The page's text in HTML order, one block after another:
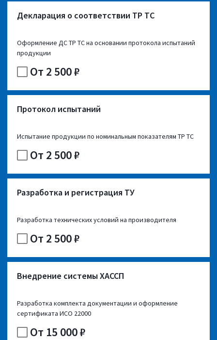
Декларация о соответствии ТР ТС
Оформление ДС ТР ТС на основании протокола испытаний
продукции
От 2 500 ₽
Протокол испытаний
Испытание продукции по номинальным показателям ТР ТС
От 2 500 ₽
Разработка и регистрация ТУ
Разработка технических условий на производителя
От 2 500 ₽
Внедрение системы ХАССП
Разработка комплекта документации и оформление
сертификата ИСО 22000
От 15 000 ₽